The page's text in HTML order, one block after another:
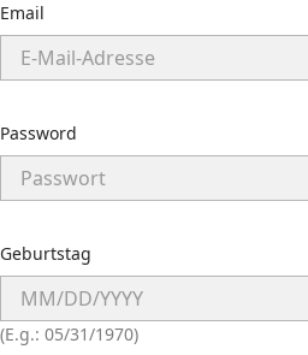
Email
Password
Geburtstag
(E.g.: 05/31/1970)